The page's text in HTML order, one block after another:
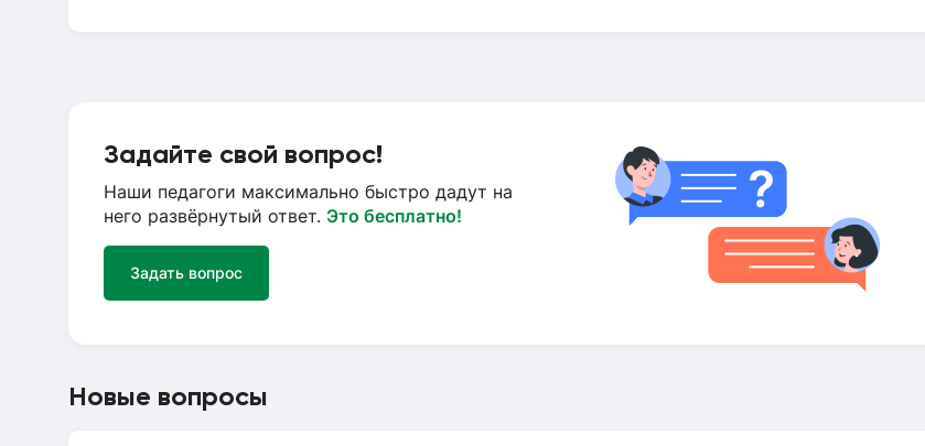
Задайте свой вопрос!
Наши педагоги максимально быстро дадут на
него развёрнутый ответ. Это бесплатно!
Задать вопрос
Новые вопросы